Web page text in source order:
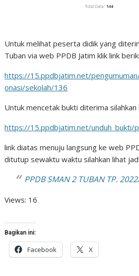
Untuk melihat peserta didik yang
Tuban via web PPDB Jatim klik link
https://15.ppdbjatim.net/
onasi/sekolah/136
Untuk mencetak bukti diterima silahkan
https://15.ppdbjatim.net/unduh_bukti/
link diatas menuju langsung ke web
ditutup sewaktu waktu silahkan lihat
PPDB SMAN 2 TUBAN TP.
Views: 16
Bagikan ini:
Facebook X